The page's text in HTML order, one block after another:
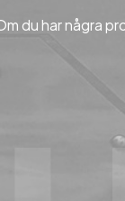
du har några